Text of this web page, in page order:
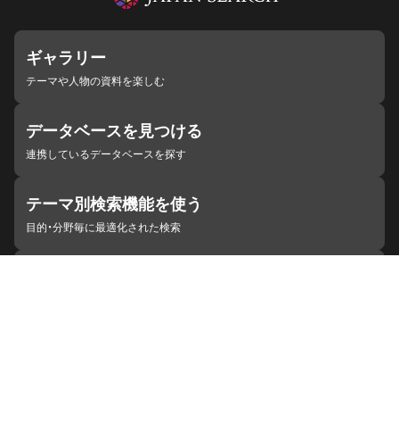
ギャラリー
テーマや人物の資料を楽しむ
データベースを見つける
連携しているデータベースを探す
テーマ別検索機能を使う
目的・分野毎に最適化された検索